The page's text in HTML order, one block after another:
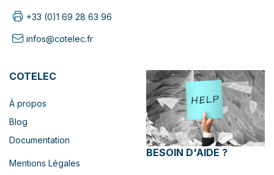
+33 (0)1 69 28 63 96
infos@cotelec.fr
COTELEC
À propos
Blog
Documentation
Mentions Légales
BESOIN D'AIDE ?